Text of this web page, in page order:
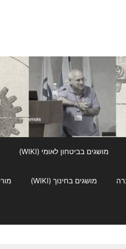
מושגים בביטחון לאומי (WIKI)
מושגים בחינוך (WIKI)